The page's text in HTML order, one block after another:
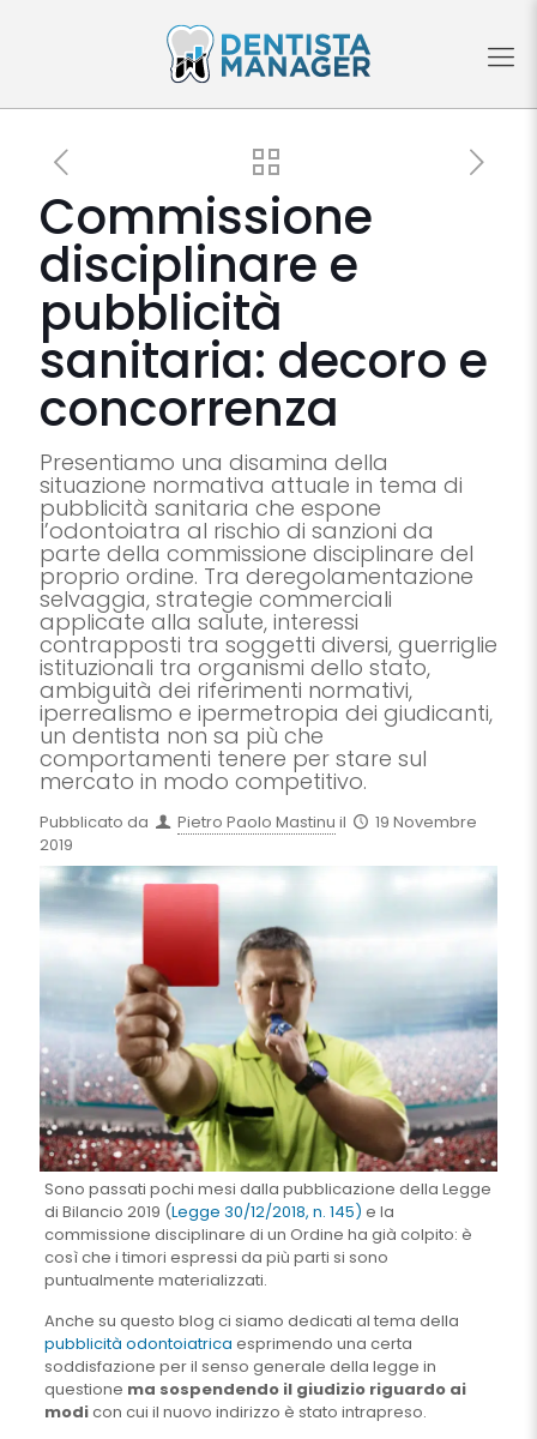
Commissione
disciplinare e
pubblicità
sanitaria: decoro e
concorrenza
Presentiamo una disamina della
situazione normativa attuale in tema di
pubblicità sanitaria che espone
l’odontoiatra al rischio di sanzioni da
parte della commissione disciplinare del
proprio ordine. Tra deregolamentazione
selvaggia, strategie commerciali
applicate alla salute, interessi
contrapposti tra soggetti diversi, guerriglie
istituzionali tra organismi dello stato,
ambiguità dei riferimenti normativi,
iperrealismo e ipermetropia dei giudicanti,
un dentista non sa più che
comportamenti tenere per stare sul
mercato in modo competitivo.
Pubblicato da Pietro Paolo Mastinu il
19 Novembre
2019
Sono passati pochi mesi dalla pubblicazione della Legge
di Bilancio 2019 (Legge 30/12/2018, n. 145) e la
commissione disciplinare di un Ordine ha già colpito: è
così che i timori espressi da più parti si sono
puntualmente materializzati.
Anche su questo blog ci siamo dedicati al tema della
pubblicità odontoiatrica esprimendo una certa
soddisfazione per il senso generale della legge in
questione ma sospendendo il giudizio riguardo ai
modicon cui il nuovo indirizzo è stato intrapreso.